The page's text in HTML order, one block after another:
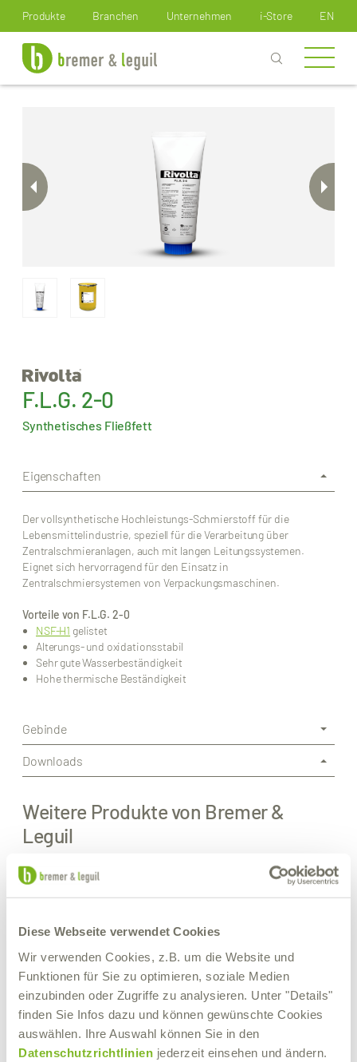
Diese Webseite verwendet Cookies
Wir verwenden Cookies, z.B. um die Website und
Funktionen für Sie zu optimieren, soziale Medien
einzubinden oder Zugriffe zu analysieren. Unter "Details"
finden Sie Infos dazu und können gewünschte Cookies
auswählen. Ihre Auswahl können Sie in den
Datenschutzrichtlinien jederzeit einsehen und ändern.
Produkte Branchen Unternehmen i-Store EN
F.L.G. 2-0
Synthetisches Fließfett
Eigenschaften
Der vollsynthetische Hochleistungs-Schmierstoff für die
Lebensmittelindustrie, speziell für die Verarbeitung über
Zentralschmieranlagen, auch mit langen Leitungssystemen.
Eignet sich hervorragend für den Einsatz in
Zentralschmiersystemen von Verpackungsmaschinen.
Vorteile von F.L.G. 2-0
NSF-H1 gelistet
Alterungs- und oxidationsstabil
Sehr gute Wasserbeständigkeit
Hohe thermische Beständigkeit
Gebinde
Downloads
Weitere Produkte von Bremer &
Leguil